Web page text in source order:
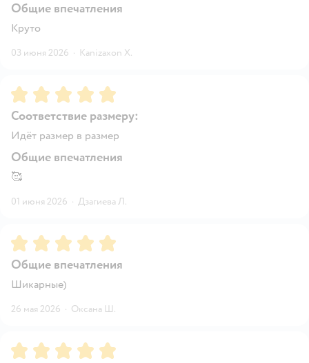
Общие впечатления
Круто
03 июня 2026 · Kanizaxon Х.
Рейтинг:5
Соответствие размеру:
Идёт размер в размер
Общие впечатления
🥰
01 июня 2026 · Дзагиева Л.
Рейтинг:5
Общие впечатления
Шикарные)
26 мая 2026 · Оксана Ш.
Рейтинг:5